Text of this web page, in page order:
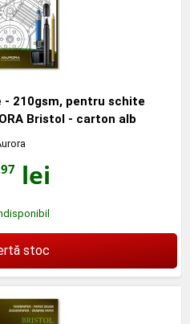
- 210gsm, pentru schite
Bristol - carton alb
lei
stoc